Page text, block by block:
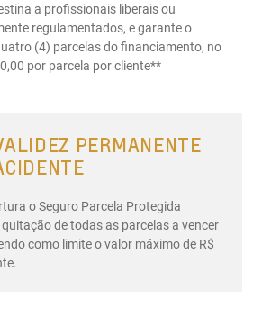
a profissionais liberais ou
regulamentados, e garante o
(4) parcelas do financiamento, no
por parcela por cliente**
PERMANENTE
o Seguro Parcela Protegida
de todas as parcelas a vencer
como limite o valor máximo de R$